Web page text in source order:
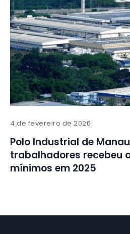
4 de fevereiro de 2026
Polo Industrial de
trabalhadores recebeu
mínimos em 2025